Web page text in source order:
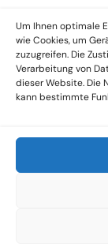
Um Ihnen optimale
wie Cookies, um
zuzugreifen. Die
Verarbeitung von
dieser Website. Die
kann bestimmte
unserer Online-
Wir bieten eine
sammelwürdigen
Vinyl, CD und
Sowohl neue als
Wir setzen uns
Labels ein und
aus über 30
SoulPeddler
Nettirock – Nice